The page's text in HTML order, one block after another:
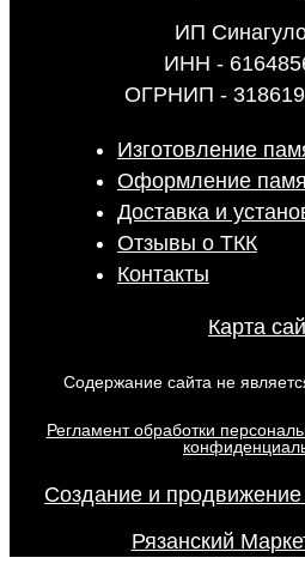
ИП
ИНН -
ОГРНИП -
Изготовление
Оформление
Доставка и
Отзывы о ТКК
Контакты
Карта
Содержание сайта не
Регламент обработки
Создание и
Рязанский